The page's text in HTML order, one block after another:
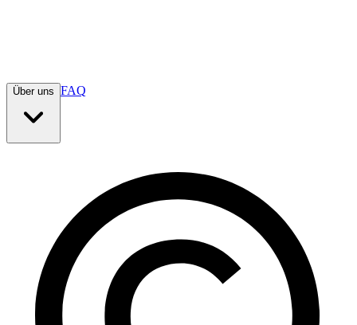
Über uns FAQ